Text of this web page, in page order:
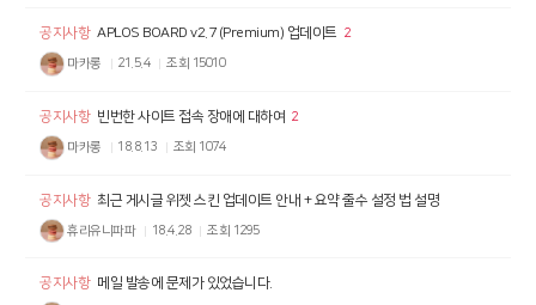
공지사항 APLOS BOARD v2.7 (Premium) 업데이트 2
마카롱 21.5.4 조회 15010
공지사항 빈번한 사이트 접속 장애에 대하여 2
마카롱 18.8.13 조회 1074
공지사항 최근 게시글 위젯 스킨 업데이트 안내 + 요약 줄수 설정 법 설명
휴리유니파파 18.4.28 조회 1295
공지사항 메일 발송에 문제가 있었습니다.